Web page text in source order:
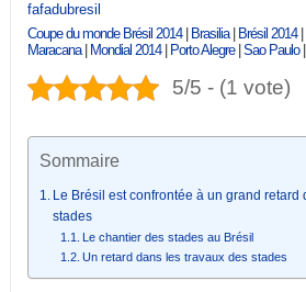
fafadubresil
Coupe du monde Brésil 2014| Brasilia| Brésil 2014|
Maracana| Mondial 2014| Porto Alegre| Sao Paulo|
5/5 - (1 vote)
Sommaire
Le Brésil est confrontée à un grand retard
stades
Le chantier des stades au Brésil
Un retard dans les travaux des stades